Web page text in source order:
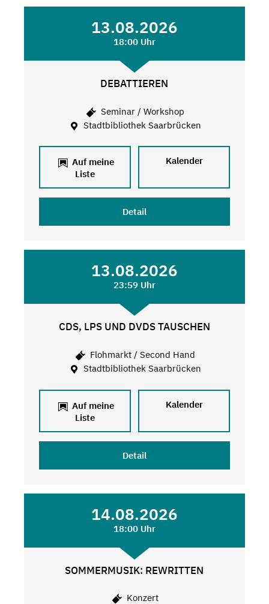
13.08.2026
18:00 Uhr
DEBATTIEREN
Seminar / Workshop
Stadtbibliothek Saarbrücken
Auf meine
Liste
Kalender
Detail
13.08.2026
23:59 Uhr
CDS, LPS UND DVDS TAUSCHEN
Flohmarkt / Second Hand
Stadtbibliothek Saarbrücken
Auf meine
Liste
Kalender
Detail
14.08.2026
18:00 Uhr
SOMMERMUSIK: REWRITTEN
Konzert